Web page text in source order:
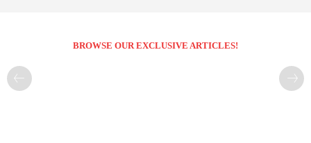
BROWSE OUR EXCLUSIVE ARTICLES!